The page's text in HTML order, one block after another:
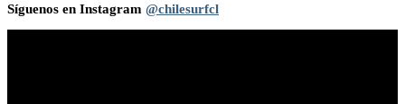
Síguenos en Instagram @chilesurfcl